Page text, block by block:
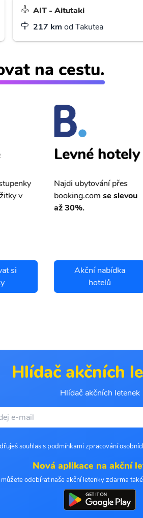
AIT - Aitutaki
217 km od Takutea
na cestu.
v
si
Levné hotely
Najdi ubytování přes
booking.comse slevou
až 30%.
Akční nabídka
hotelů
Hlídač akčních
Hlídač akčních letenek
souhlas s podmínkami zpracování
Nová aplikace na akční
odebírat naše akční letenky zdarma